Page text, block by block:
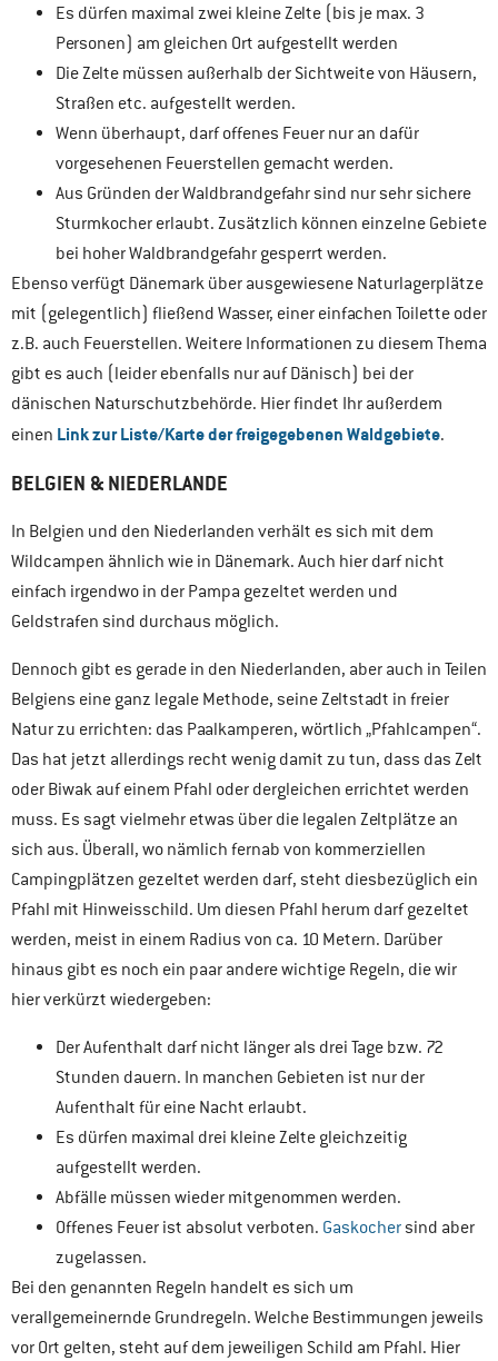
Es dürfen maximal zwei kleine Zelte (bis je max. 3
Personen) am gleichen Ort aufgestellt werden
Die Zelte müssen außerhalb der Sichtweite von Häusern,
Straßen etc. aufgestellt werden.
Wenn überhaupt, darf offenes Feuer nur an dafür
vorgesehenen Feuerstellen gemacht werden.
Aus Gründen der Waldbrandgefahr sind nur sehr sichere
Sturmkocher erlaubt. Zusätzlich können einzelne Gebiete
bei hoher Waldbrandgefahr gesperrt werden.
Ebenso verfügt Dänemark über ausgewiesene Naturlagerplätze
mit (gelegentlich) fließend Wasser, einer einfachen Toilette oder
z.B. auch Feuerstellen. Weitere Informationen zu diesem Thema
gibt es auch (leider ebenfalls nur auf Dänisch) bei der
dänischen Naturschutzbehörde. Hier findet Ihr außerdem
einen Link zur Liste/Karte der freigegebenen Waldgebiete.
BELGIEN & NIEDERLANDE
In Belgien und den Niederlanden verhält es sich mit dem
Wildcampen ähnlich wie in Dänemark. Auch hier darf nicht
einfach irgendwo in der Pampa gezeltet werden und
Geldstrafen sind durchaus möglich.
Dennoch gibt es gerade in den Niederlanden, aber auch in Teilen
Belgiens eine ganz legale Methode, seine Zeltstadt in freier
Natur zu errichten: das Paalkamperen, wörtlich „Pfahlcampen“.
Das hat jetzt allerdings recht wenig damit zu tun, dass das Zelt
oder Biwak auf einem Pfahl oder dergleichen errichtet werden
muss. Es sagt vielmehr etwas über die legalen Zeltplätze an
sich aus. Überall, wo nämlich fernab von kommerziellen
Campingplätzen gezeltet werden darf, steht diesbezüglich ein
Pfahl mit Hinweisschild. Um diesen Pfahl herum darf gezeltet
werden, meist in einem Radius von ca. 10 Metern. Darüber
hinaus gibt es noch ein paar andere wichtige Regeln, die wir
hier verkürzt wiedergeben:
Der Aufenthalt darf nicht länger als drei Tage bzw. 72
Stunden dauern. In manchen Gebieten ist nur der
Aufenthalt für eine Nacht erlaubt.
Es dürfen maximal drei kleine Zelte gleichzeitig
aufgestellt werden.
Abfälle müssen wieder mitgenommen werden.
Offenes Feuer ist absolut verboten. Gaskochersind aber
zugelassen.
Bei den genannten Regeln handelt es sich um
verallgemeinernde Grundregeln. Welche Bestimmungen jeweils
vor Ort gelten, steht auf dem jeweiligen Schild am Pfahl. Hier